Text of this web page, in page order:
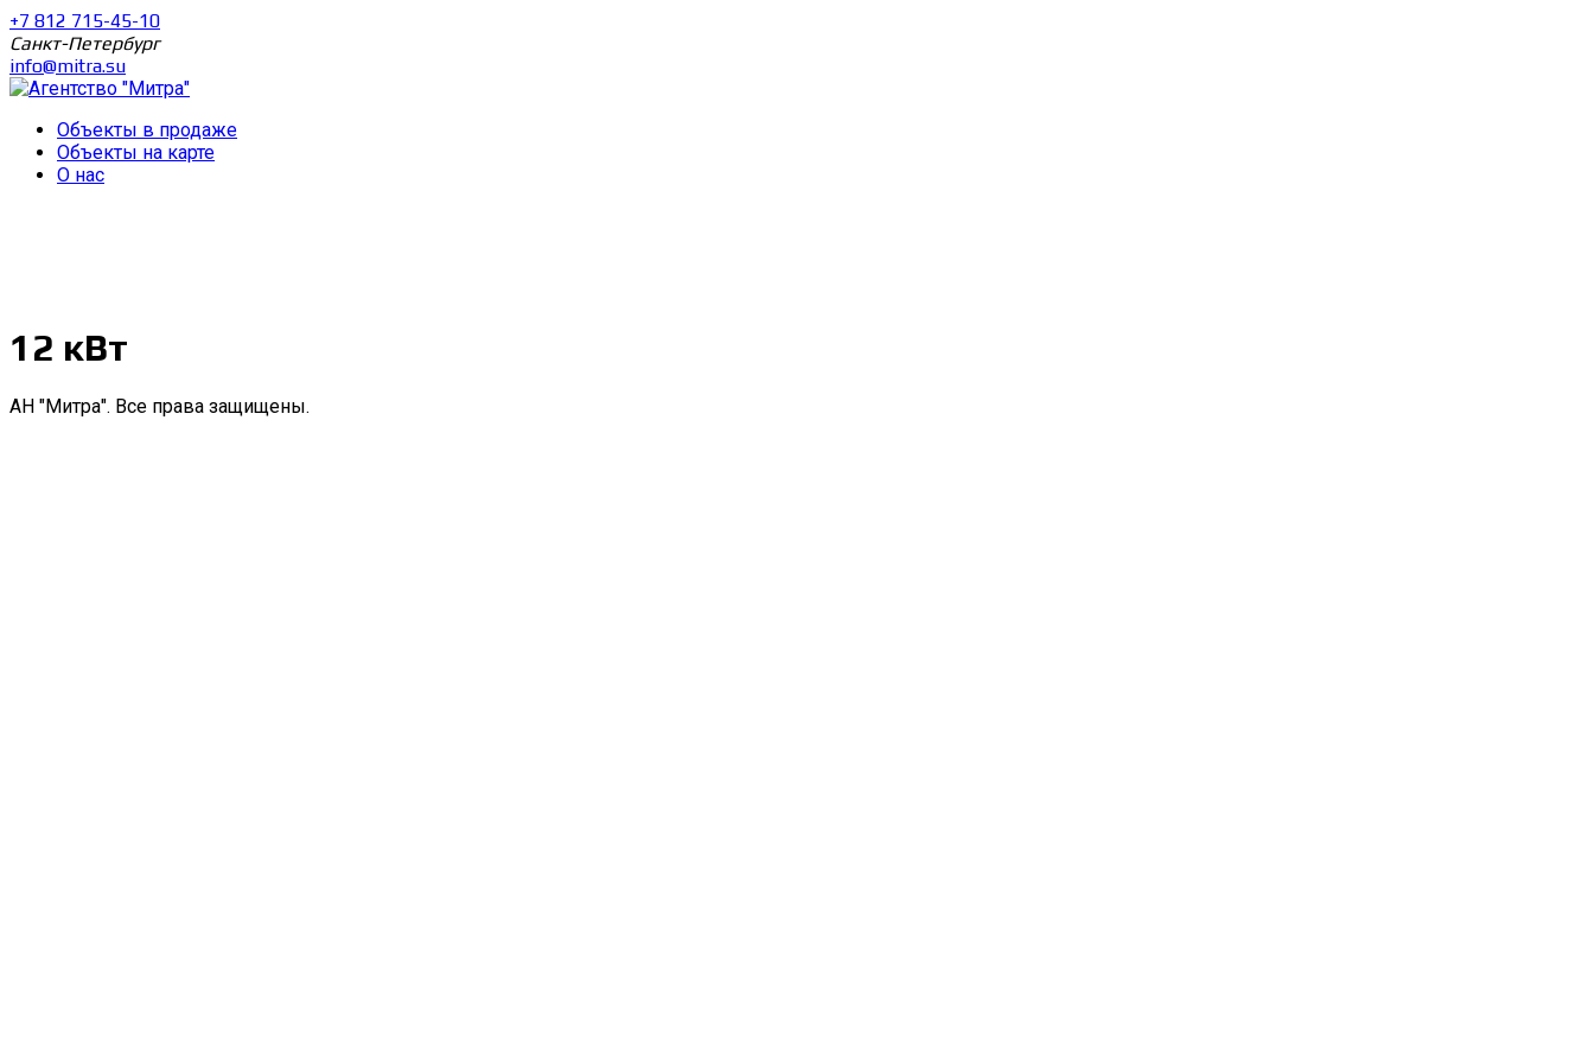
+7 812 715-45-10
Санкт-Петербург
info@mitra.su
Объекты в продаже
Объекты на карте
О нас
12 кВт
АН "Митра". Все права защищены.